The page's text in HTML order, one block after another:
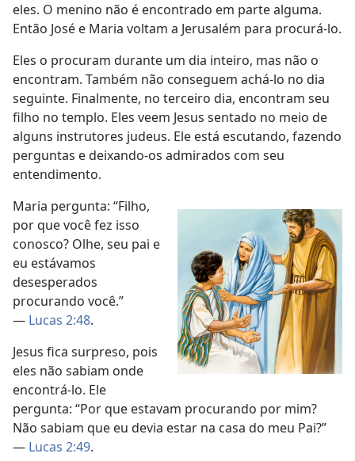
eles. O menino não é encontrado em parte alguma.
Então José e Maria voltam a Jerusalém para procurá-lo.
Eles o procuram durante um dia inteiro, mas não o
encontram. Também não conseguem achá-lo no dia
seguinte. Finalmente, no terceiro dia, encontram seu
filho no templo. Eles veem Jesus sentado no meio de
alguns instrutores judeus. Ele está escutando, fazendo
perguntas e deixando-os admirados com seu
entendimento.
Maria pergunta: “Filho,
por que você fez isso
conosco? Olhe, seu pai e
eu estávamos
desesperados
procurando você.”
— Lucas 2:48.
Jesus fica surpreso, pois
eles não sabiam onde
encontrá-lo. Ele
pergunta: “Por que estavam procurando por mim?
Não sabiam que eu devia estar na casa do meu Pai?”
— Lucas 2:49.